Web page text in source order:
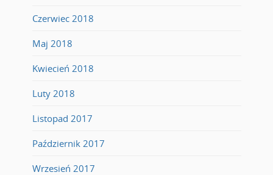
Czerwiec 2018
Maj 2018
Kwiecień 2018
Luty 2018
Listopad 2017
Październik 2017
Wrzesień 2017